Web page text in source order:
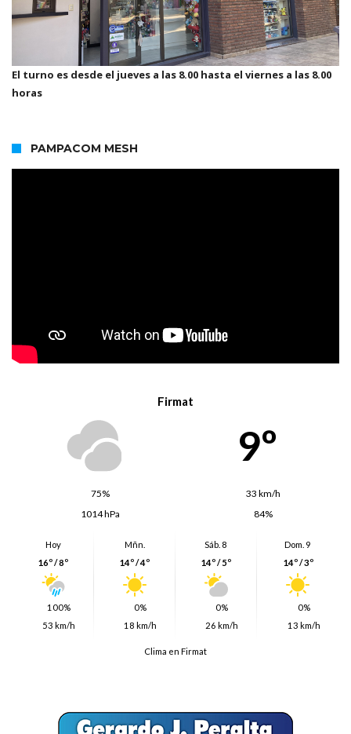
El turno es desde el jueves a las 8.00 hasta el viernes a las 8.00
horas
PAMPACOM MESH
Firmat
9º
75%
33 km/h
1014 hPa
84%
Hoy
16º / 8º
100%
53 km/h
Mñn.
14º / 4º
0%
18 km/h
Sáb. 8
14º / 5º
0%
26 km/h
Dom. 9
14º / 3º
0%
13 km/h
Clima en Firmat